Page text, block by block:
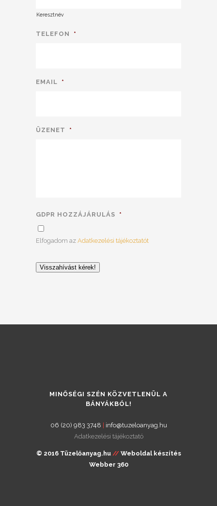
Keresztnév
TELEFON *
EMAIL *
ÜZENET *
GDPR HOZZÁJÁRULÁS *
Elfogadom az Adatkezelési tájékoztatót
Visszahívást kérek!
MINŐSÉGI SZÉN KÖZVETLENÜL A
BÁNYÁKBÓL!
06 (20) 983 3748
info@tuzeloanyag.hu
Adatkezelési tájékoztató
© 2016 Tüzelőanyag.hu //Weboldal készítés
Webber 360